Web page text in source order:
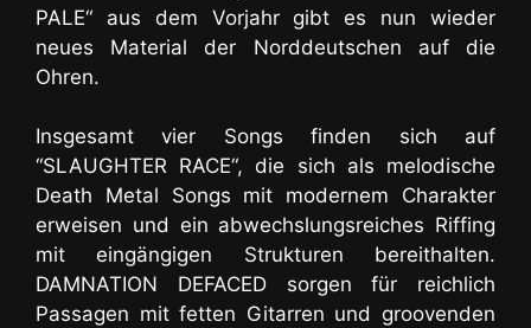
PALE“ aus dem Vorjahr gibt es nun wieder
neues Material der Norddeutschen auf die
Ohren.
Insgesamt vier Songs finden sich auf
“SLAUGHTER RACE“, die sich als melodische
Death Metal Songs mit modernem Charakter
erweisen und ein abwechslungsreiches Riffing
mit eingängigen Strukturen bereithalten.
DAMNATION DEFACED sorgen für reichlich
Passagen mit fetten Gitarren und groovenden